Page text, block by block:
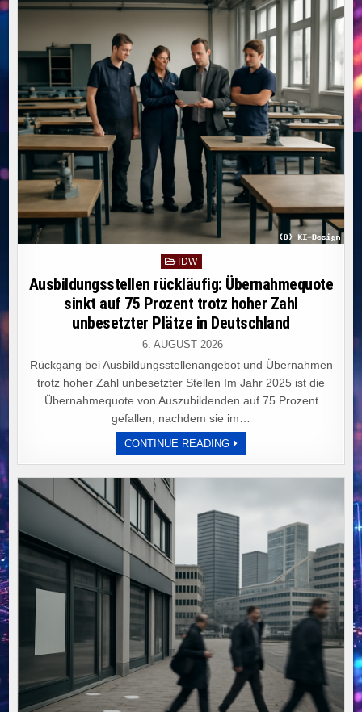
INNOVATIONEN:
UNTERSTÜTZUNG
FÜR
UMWELTFREUNDLICHE
TECHNOLOGIEN
TRIFFT
UNTERSCHIEDLICHEN
INNOVATIONSBEDARF.
Posted
in
IDW
Ausbildungsstellen rückläufig: Übernahmequote
sinkt auf 75 Prozent trotz hoher Zahl
unbesetzter Plätze in Deutschland
6. AUGUST 2026
Rückgang bei Ausbildungsstellenangebot und Übernahmen
trotz hoher Zahl unbesetzter Stellen Im Jahr 2025 ist die
Übernahmequote von Auszubildenden auf 75 Prozent
gefallen, nachdem sie im…
CONTINUE READINGAUSBILDUNGSSTELLEN
RÜCKLÄUFIG:
ÜBERNAHMEQUOTE
TROTZ
HOHER
ZAHL
UNBESETZTER
PLÄTZE
DEUTSCHLAND